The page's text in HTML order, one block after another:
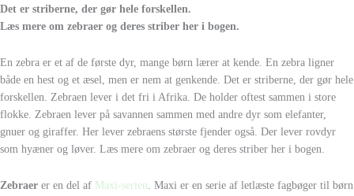
Det er striberne, der gør hele forskellen.
Læs mere om zebraer og deres striber her i bogen.
En zebra er et af de første dyr, mange børn lærer at kende. En zebra ligner
både en hest og et æsel, men er nem at genkende. Det er striberne, der gør hele
forskellen. Zebraen lever i det fri i Afrika. De holder oftest sammen i store
flokke. Zebraen lever på savannen sammen med andre dyr som elefanter,
gnuer og giraffer. Her lever zebraens største fjender også. Der lever rovdyr
som hyæner og løver. Læs mere om zebraer og deres striber her i bogen.
Zebraer er en del af Maxi-serien. Maxi er en serie af letlæste fagbøger til børn